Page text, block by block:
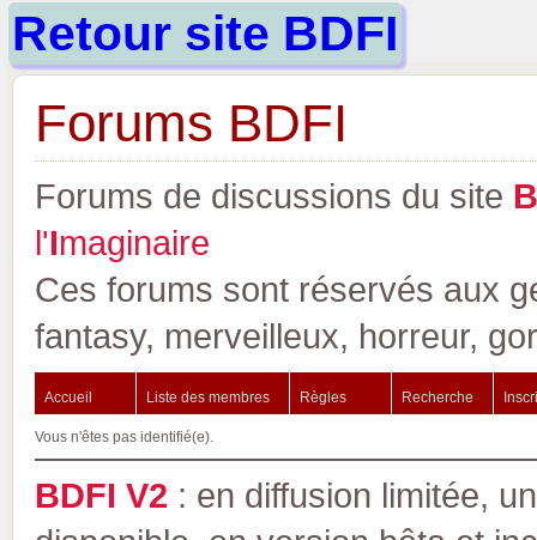
Retour site BDFI
Forums BDFI
Forums de discussions du site B
l'Imaginaire
Ces forums sont réservés aux
fantasy, merveilleux, horreur,
Accueil Liste des membres Règles Recherche
Vous n'êtes pas identifié(e).
BDFI V2 : en diffusion limitée,